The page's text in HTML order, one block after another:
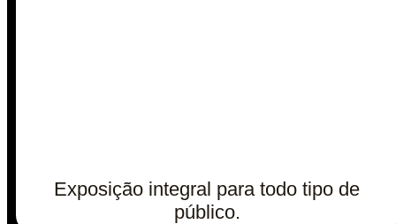
Exposição integral para todo tipo de
público.